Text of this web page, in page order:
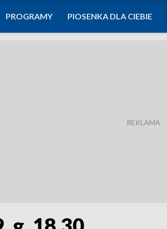
PROGRAMY PIOSENKA DLA CIEBIE